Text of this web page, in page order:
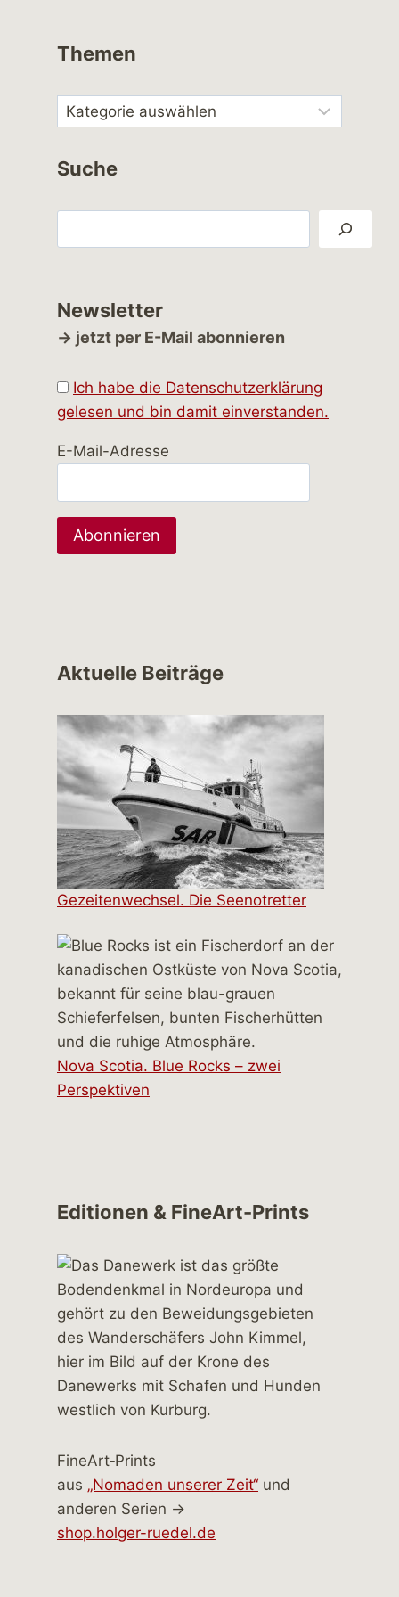
Themen
Suche
Newsletter
→ jetzt per E-Mail abonnieren
Ich habe die Datenschutzerklärung
gelesen und bin damit einverstanden.
E-Mail-Adresse
Aktuelle Beiträge
Gezeitenwechsel. Die Seenotretter
Nova Scotia. Blue Rocks – zwei
Perspektiven
Editionen & FineArt-Prints
FineArt‑Prints
aus „Nomaden unserer Zeit“ und
anderen Serien →
shop.holger-ruedel.de